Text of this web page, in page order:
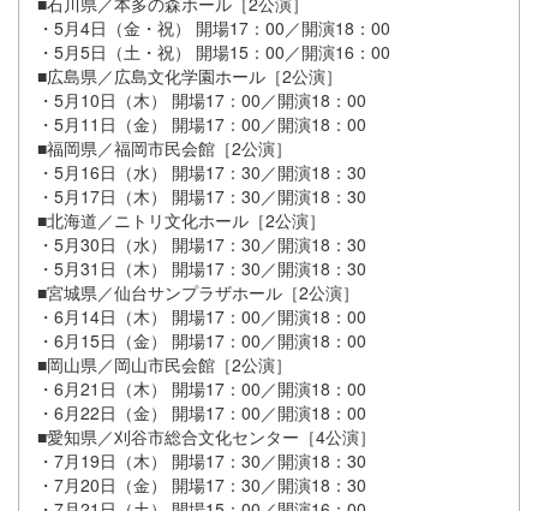
・5月4日（金・祝） 開場17：00／開演18：00
・5月5日（土・祝） 開場15：00／開演16：00
■広島県／広島文化学園ホール［2公演］
・5月10日（木） 開場17：00／開演18：00
・5月11日（金） 開場17：00／開演18：00
■福岡県／福岡市民会館［2公演］
・5月16日（水） 開場17：30／開演18：30
・5月17日（木） 開場17：30／開演18：30
■北海道／ニトリ文化ホール［2公演］
・5月30日（水） 開場17：30／開演18：30
・5月31日（木） 開場17：30／開演18：30
■宮城県／仙台サンプラザホール［2公演］
・6月14日（木） 開場17：00／開演18：00
・6月15日（金） 開場17：00／開演18：00
■岡山県／岡山市民会館［2公演］
・6月21日（木） 開場17：00／開演18：00
・6月22日（金） 開場17：00／開演18：00
■愛知県／刈谷市総合文化センター［4公演］
・7月19日（木） 開場17：30／開演18：30
・7月20日（金） 開場17：30／開演18：30